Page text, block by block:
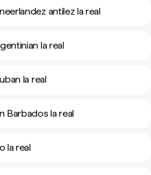
antilez la real
la real
la real
Barbados la real
la real